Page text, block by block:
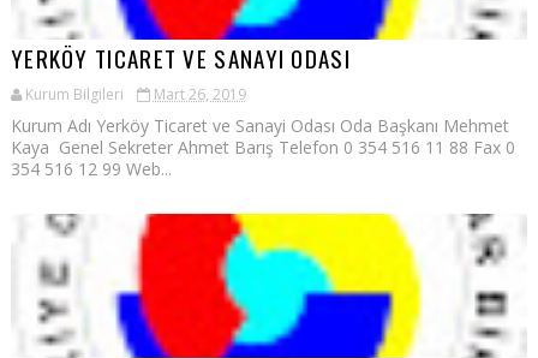
YERKÖY TICARET VE SANAYI ODASI
Kurum Bilgileri Mart 26, 2019
Kurum Adı Yerköy Ticaret ve Sanayi Odası Oda Başkanı Mehmet
Kaya Genel Sekreter Ahmet Barış Telefon 0 354 516 11 88 Fax 0
354 516 12 99 Web...